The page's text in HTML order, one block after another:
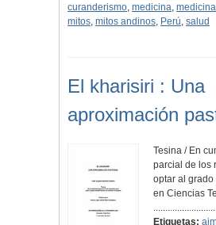
curanderismo, medicina,
mitos, mitos andinos, Perú, salud
El kharisiri : Una
aproximación
Tesina / En
parcial de los
optar al
en Ciencias
Etiquetas: